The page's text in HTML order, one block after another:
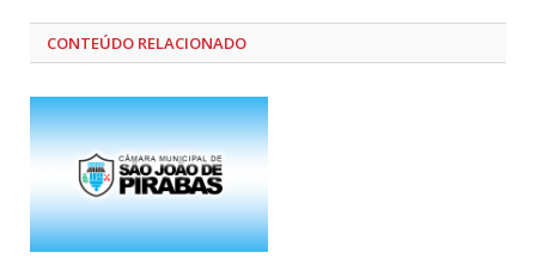
CONTEÚDO RELACIONADO